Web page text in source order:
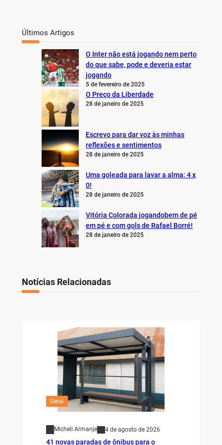
Últimos Artigos
O Inter não está jogando nem perto
do que sabe, pode e deveria estar
jogando
5 de fevereiro de 2025
O Preço da Liberdade
28 de janeiro de 2025
Escrevo para dar voz às minhas
reflexões e sentimentos
28 de janeiro de 2025
Uma goleada para lavar a alma: 4 x
0!
28 de janeiro de 2025
Vitória Colorada jogandobem de pé
em pé e com gols de Rafael Borré!
28 de janeiro de 2025
Notícias Relacionadas
Geral
Micheli Armanje 4 de agosto de 2026
41 novas paradas de ônibus para o